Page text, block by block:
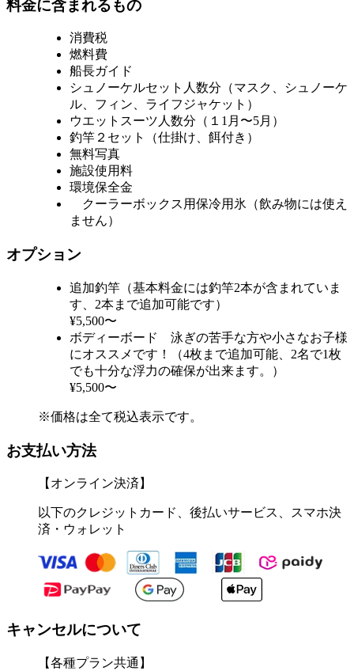
料金に含まれるもの
消費税
燃料費
船長ガイド
シュノーケルセット人数分（マスク、シュノーケ
ル、フィン、ライフジャケット）
ウエットスーツ人数分（１1月〜5月）
釣竿２セット（仕掛け、餌付き）
無料写真
施設使用料
環境保全金
クーラーボックス用保冷用氷（飲み物には使え
ません）
オプション
追加釣竿（基本料金には釣竿2本が含まれていま
す、2本まで追加可能です）
¥5,500〜
ボディーボード 泳ぎの苦手な方や小さなお子様
にオススメです！（4枚まで追加可能、2名で1枚
でも十分な浮力の確保が出来ます。）
¥5,500〜
※価格は全て税込表示です。
お支払い方法
【オンライン決済】
以下のクレジットカード、後払いサービス、スマホ決
済・ウォレット
キャンセルについて
【各種プラン共通】